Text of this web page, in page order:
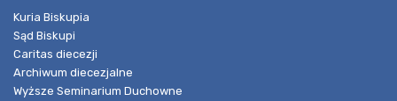
Kuria Biskupia
Sąd Biskupi
Caritas diecezji
Archiwum diecezjalne
Wyższe Seminarium Duchowne